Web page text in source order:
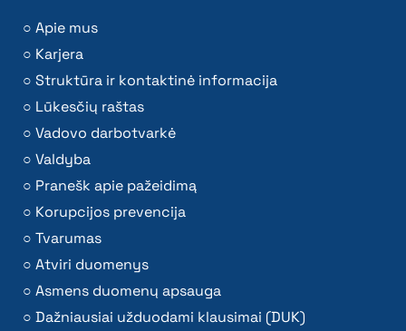
Apie mus
Karjera
Struktūra ir kontaktinė informacija
Lūkesčių raštas
Vadovo darbotvarkė
Valdyba
Pranešk apie pažeidimą
Korupcijos prevencija
Tvarumas
Atviri duomenys
Asmens duomenų apsauga
Dažniausiai užduodami klausimai (DUK)